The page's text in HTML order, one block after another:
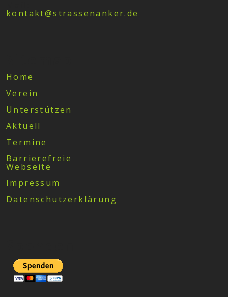
kontakt@strassenanker.de
Home
Verein
Unterstützen
Aktuell
Termine
Barrierefreie
Webseite
Impressum
Datenschutzerklärung